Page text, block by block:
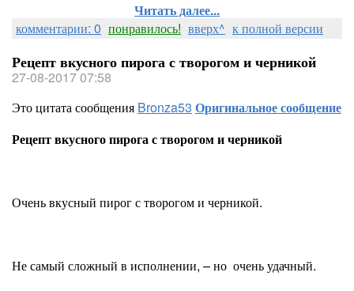
Читать далее...
комментарии: 0 понравилось! вверх^ к полной версии
Рецепт вкусного пирога с творогом и черникой
27-08-2017 07:58
Это цитата сообщения Bronza53 Оригинальное сообщение
Рецепт вкусного пирога с творогом и черникой
Очень вкусный пирог с творогом и черникой.
Не самый сложный в исполнении, – но очень удачный.